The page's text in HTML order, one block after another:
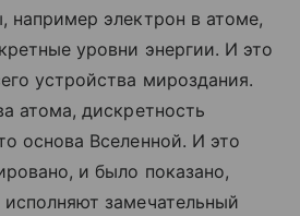
например электрон в атоме,
уровни энергии. И это
устройства мироздания.
атома, дискретность
основа Вселенной. И это
и было показано,
замечательный